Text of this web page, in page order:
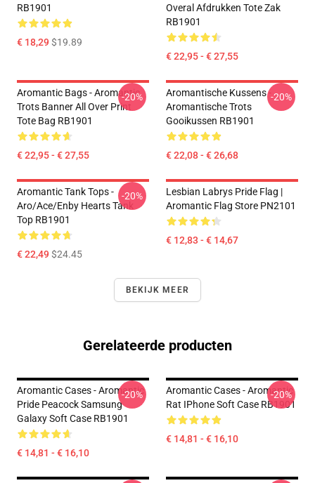
RB1901
€ 18,29$19.89
Overal Afdrukken Tote Zak
RB1901
€ 22,95 - € 27,55
Aromantic Bags - Aromantic
Trots Banner All Over Print
Tote Bag RB1901
€ 22,95 - € 27,55
-20%
Aromantische Kussens -
Aromantische Trots
Gooikussen RB1901
€ 22,08 - € 26,68
-20%
Aromantic Tank Tops -
Aro/ace/enby Hearts Tank
Top RB1901
€ 22,49$24.45
-20%
Lesbian Labrys Pride Flag |
Aromantic Flag Store PN2101
€ 12,83 - € 14,67
BEKIJK MEER
Gerelateerde producten
Aromantic Cases - Aromantic
Pride Peacock Samsung
Galaxy Soft Case RB1901
€ 14,81 - € 16,10
-20%
Aromantic Cases - Aromantic
Rat IPhone Soft Case RB1901
€ 14,81 - € 16,10
-20%